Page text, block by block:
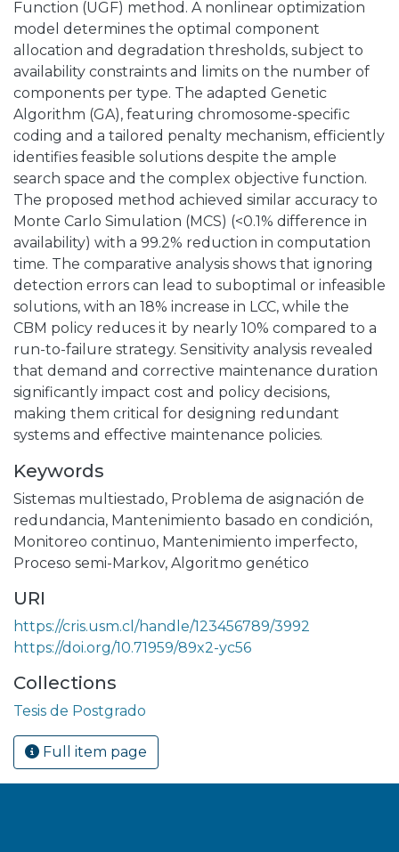
Function (UGF) method. A nonlinear optimization
model determines the optimal component
allocation and degradation thresholds, subject to
availability constraints and limits on the number of
components per type. The adapted Genetic
Algorithm (GA), featuring chromosome-specific
coding and a tailored penalty mechanism, efficiently
identifies feasible solutions despite the ample
search space and the complex objective function.
The proposed method achieved similar accuracy to
Monte Carlo Simulation (MCS) (<0.1% difference in
availability) with a 99.2% reduction in computation
time. The comparative analysis shows that ignoring
detection errors can lead to suboptimal or infeasible
solutions, with an 18% increase in LCC, while the
CBM policy reduces it by nearly 10% compared to a
run-to-failure strategy. Sensitivity analysis revealed
that demand and corrective maintenance duration
significantly impact cost and policy decisions,
making them critical for designing redundant
systems and effective maintenance policies.
Keywords
Sistemas multiestado, Problema de asignación de
redundancia, Mantenimiento basado en condición,
Monitoreo continuo, Mantenimiento imperfecto,
Proceso semi-Markov, Algoritmo genético
URI
https://cris.usm.cl/handle/123456789/3992
https://doi.org/10.71959/89x2-yc56
Collections
Tesis de Postgrado
Full item page